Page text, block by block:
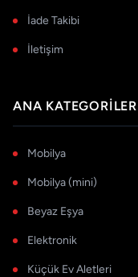
İade Takibi
İletişim
ANA KATEGORILER
Mobilya
Mobilya (mini)
Beyaz Eşya
Elektronik
Küçük Ev Aletleri